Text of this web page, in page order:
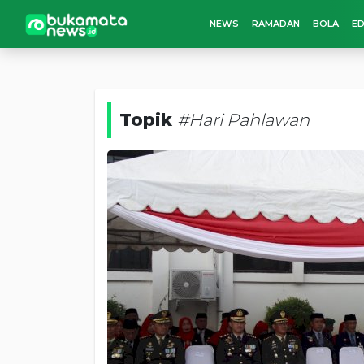
NEWS RAMADAN BOLA
Topik #Hari Pahlawan